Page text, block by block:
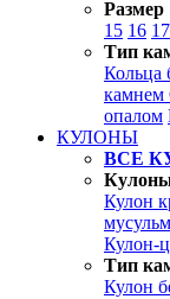
Размер
15 16 17
Тип
Кольца
камнем
опалом
КУЛОНЫ
ВСЕ
Кулон
Кулон-
Тип
Кулон